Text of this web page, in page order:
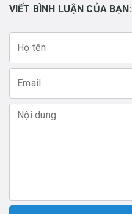
VIẾT BÌNH LUẬN CỦA BẠN: